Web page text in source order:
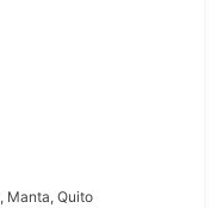
, Manta, Quito